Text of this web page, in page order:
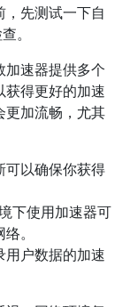
先测试一下自
。
加速器提供多个
获得更好的加速
更加流畅，尤其
可以确保你获得
下使用加速器可
。
用户数据的加速